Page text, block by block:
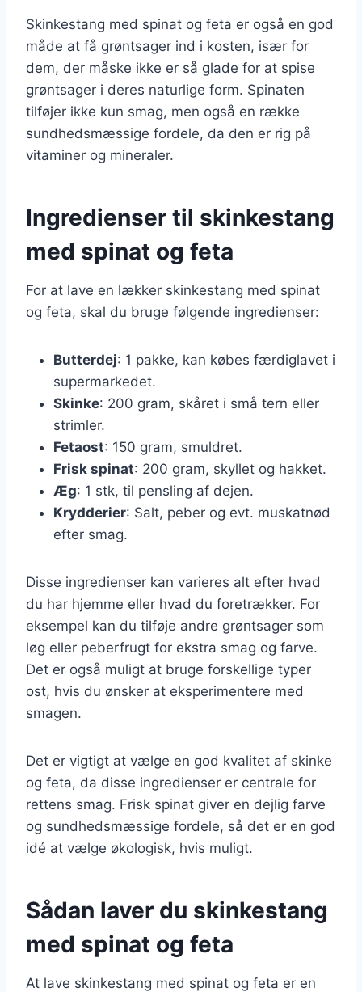
Skinkestang med spinat og feta er også en god
måde at få grøntsager ind i kosten, især for
dem, der måske ikke er så glade for at spise
grøntsager i deres naturlige form. Spinaten
tilføjer ikke kun smag, men også en række
sundhedsmæssige fordele, da den er rig på
vitaminer og mineraler.
Ingredienser til skinkestang
med spinat og feta
For at lave en lækker skinkestang med spinat
og feta, skal du bruge følgende ingredienser:
Butterdej: 1 pakke, kan købes færdiglavet i
supermarkedet.
Skinke: 200 gram, skåret i små tern eller
strimler.
Fetaost: 150 gram, smuldret.
Frisk spinat: 200 gram, skyllet og hakket.
Æg: 1 stk, til pensling af dejen.
Krydderier: Salt, peber og evt. muskatnød
efter smag.
Disse ingredienser kan varieres alt efter hvad
du har hjemme eller hvad du foretrækker. For
eksempel kan du tilføje andre grøntsager som
løg eller peberfrugt for ekstra smag og farve.
Det er også muligt at bruge forskellige typer
ost, hvis du ønsker at eksperimentere med
smagen.
Det er vigtigt at vælge en god kvalitet af skinke
og feta, da disse ingredienser er centrale for
rettens smag. Frisk spinat giver en dejlig farve
og sundhedsmæssige fordele, så det er en god
idé at vælge økologisk, hvis muligt.
Sådan laver du skinkestang
med spinat og feta
At lave skinkestang med spinat og feta er en